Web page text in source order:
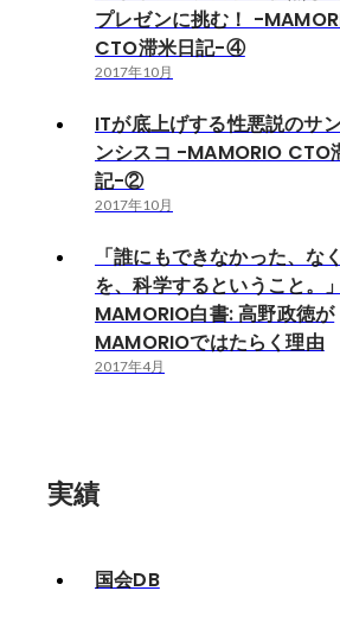
プレゼンに挑む！ -
CTO滞米日記-④
2017年10月
ITが底上げする性悪説のサ
ンシスコ -MAMORIO CTO
記-②
2017年10月
「誰にもできなかった、な
を、科学するということ。
MAMORIO白書: 高野政徳が
MAMORIOではたらく理由
2017年4月
実績
国会DB